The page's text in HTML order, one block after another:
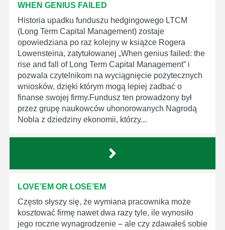
WHEN GENIUS FAILED
Historia upadku funduszu hedgingowego LTCM
(Long Term Capital Management) zostaje
opowiedziana po raz kolejny w książce Rogera
Lowensteina, zatytułowanej „When genius failed: the
rise and fall of Long Term Capital Management” i
pozwala czytelnikom na wyciągnięcie pożytecznych
wniosków, dzięki którym mogą lepiej zadbać o
finanse swojej firmy.Fundusz ten prowadzony był
przez grupę naukowców uhonorowanych Nagrodą
Nobla z dziedziny ekonomii, którzy...
LOVE’EM OR LOSE’EM
Często słyszy się, że wymiana pracownika może
kosztować firmę nawet dwa razy tyle, ile wynosiło
jego roczne wynagrodzenie – ale czy zdawałeś sobie